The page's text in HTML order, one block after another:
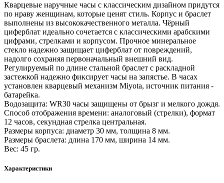
Кварцевые наручные часы с классическим дизайном придутся
по нраву женщинам, которые ценят стиль. Корпус и браслет
выполнены из высококачественного металла. Чёрный
циферблат идеально сочетается с классическими арабскими
цифрами, стрелками и корпусом. Прочное минеральное
стекло надежно защищает циферблат от повреждений,
надолго сохраняя первоначальный внешний вид.
Регулируемый по длине стальной браслет с раскладной
застежкой надежно фиксирует часы на запястье. В часах
установлен кварцевый механизм Miyota, источник питания -
батарейка.
Водозащита: WR30 часы защищены от брызг и мелкого дождя.
Способ отображения времени: аналоговый (стрелки), формат
12 часов, секундная стрелка центральная.
Размеры корпуса: диаметр 30 мм, толщина 8 мм.
Размеры браслета: длина 170 мм, ширина 14 мм.
Вес: 45 гр.
Характеристики